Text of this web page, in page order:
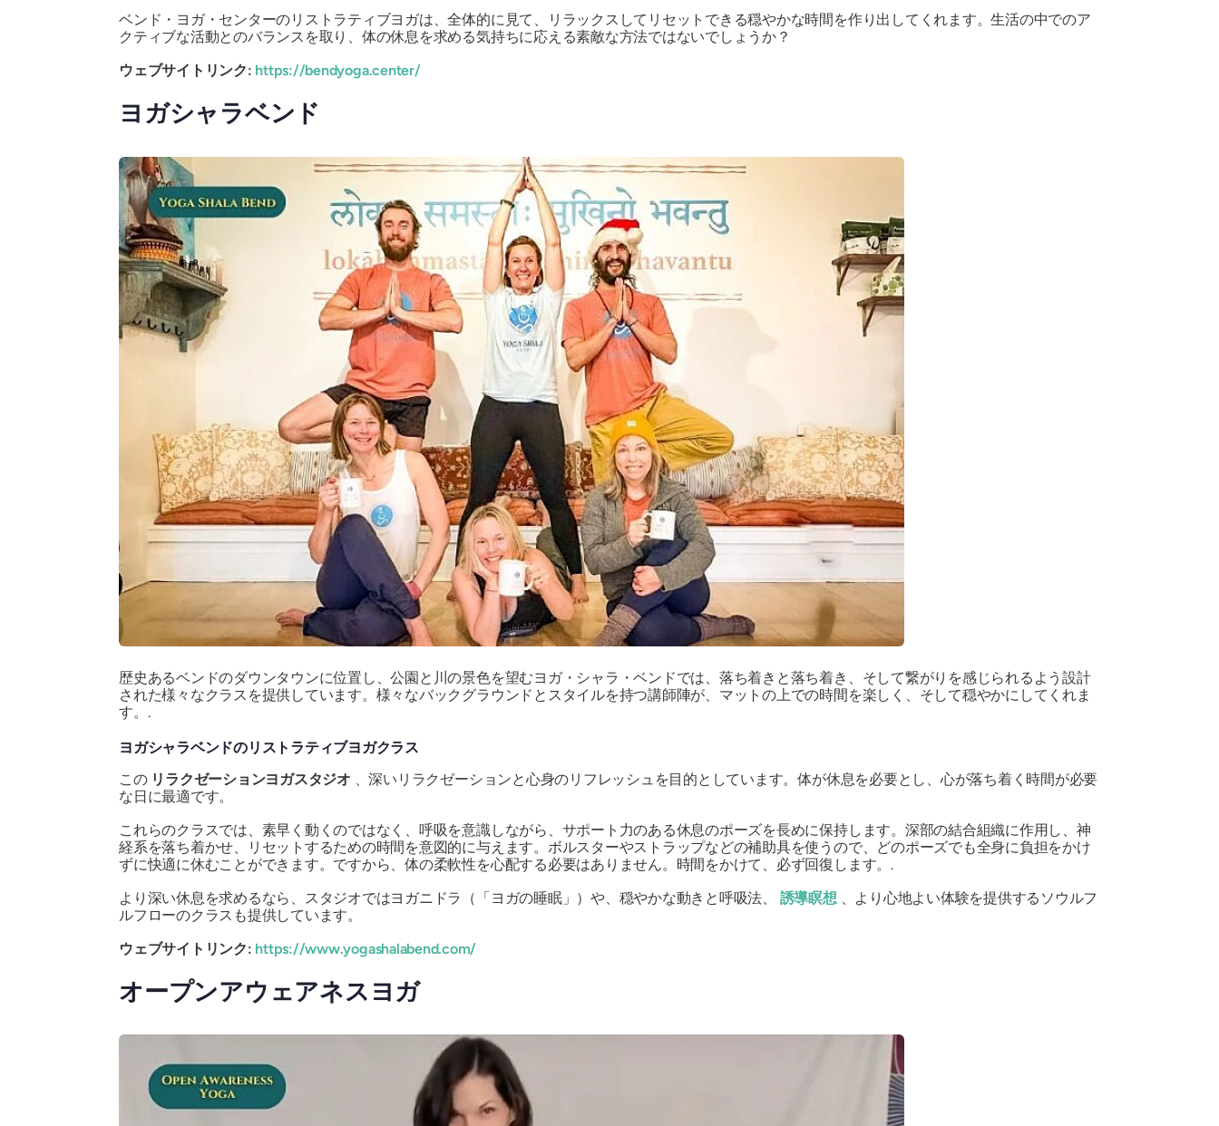
ベンド・ヨガ・センターのリストラティブヨガは、全体的に見て、リラックスしてリセットできる穏やかな時間を作り出してくれます。生活の中でのア
クティブな活動とのバランスを取り、体の休息を求める気持ちに応える素敵な方法ではないでしょうか？
ウェブサイトリンク: https://bendyoga.center/
ヨガシャラベンド
歴史あるベンドのダウンタウンに位置し、公園と川の景色を望むヨガ・シャラ・ベンドでは、落ち着きと落ち着き、そして繋がりを感じられるよう設​​計
された様々なクラスを提供しています。様々なバックグラウンドとスタイルを持つ講師陣が、マットの上での時間を楽しく、そして穏やかにしてくれま
す。.
ヨガシャラベンドのリストラティブヨガクラス
この リラクゼーションヨガスタジオ 、深いリラクゼーションと心身のリフレッシュを目的としています。体が休息を必要とし、心が落ち着く時間が必要
な日に最適です。
これらのクラスでは、素早く動くのではなく、呼吸を意識​​しながら、サポート力のある休息のポーズを長めに保持します。深部の結合組織に作用し、神
経系を落ち着かせ、リセットするための時間を意図的に与えます。ボルスターやストラップなどの補助具を使うので、どのポーズでも全身に負担をかけ
ずに快適に休むことができます。ですから、体の柔軟性を心配する必要はありません。時間をかけて、必ず回復します。.
より深い休息を求めるなら、スタジオではヨガニドラ（「ヨガの睡眠」）や、穏やかな動きと呼吸法、 誘導瞑想、より心地よい体験を提供するソウルフ
ルフローのクラスも提供しています。
ウェブサイトリンク: https://www.yogashalabend.com/
オープンアウェアネスヨガ